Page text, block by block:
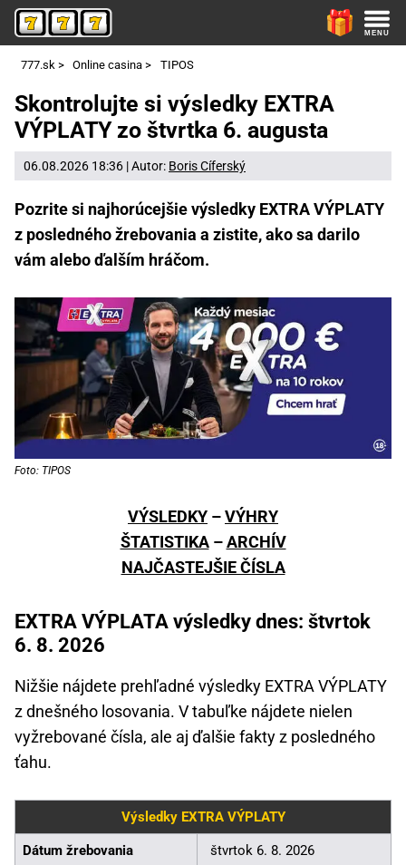
777.sk > Online casina > TIPOS
Skontrolujte si výsledky EXTRA
VÝPLATY zo štvrtka 6. augusta
06.08.2026 18:36 | Autor: Boris Cíferský
Pozrite si najhorúcejšie výsledky EXTRA VÝPLATY
z posledného žrebovania a zistite, ako sa darilo
vám alebo ďalším hráčom.
Foto: TIPOS
VÝSLEDKY –VÝHRY
ŠTATISTIKA–ARCHÍV
NAJČASTEJŠIE ČÍSLA
EXTRA VÝPLATA výsledky dnes: štvrtok
6. 8. 2026
Nižšie nájdete prehľadné výsledky EXTRA VÝPLATY
z dnešného losovania. V tabuľke nájdete nielen
vyžrebované čísla, ale aj ďalšie fakty z posledného
ťahu.
Výsledky EXTRA VÝPLATY
Dátum žrebovania štvrtok 6. 8. 2026